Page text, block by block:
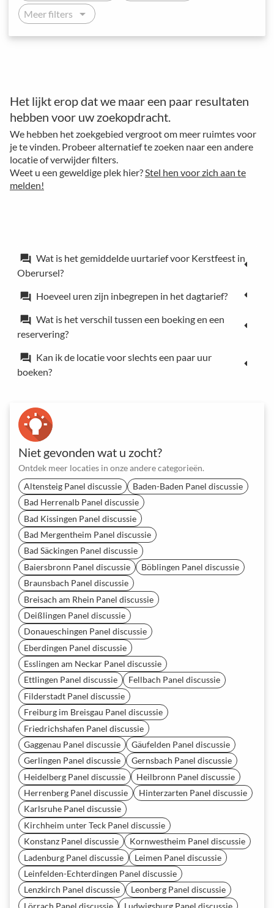
Meer filters arrow_drop_down
Het lijkt erop dat we maar een paar resultaten
hebben voor uw zoekopdracht.
We hebben het zoekgebied vergroot om meer ruimtes voor
je te vinden. Probeer alternatief te zoeken naar een andere
locatie of verwijder filters.
Weet u een geweldige plek hier? Stel hen voor zich aan te
melden!
forum Wat is het gemiddelde uurtarief voor Kerstfeest in
Oberursel?
forum Hoeveel uren zijn inbegrepen in het dagtarief?
forum Wat is het verschil tussen een boeking en een
reservering?
forum Kan ik de locatie voor slechts een paar uur
boeken?
Niet gevonden wat u zocht?
Ontdek meer locaties in onze andere categorieën.
Altensteig Panel discussie
Baden-Baden Panel discussie
Bad Herrenalb Panel discussie
Bad Kissingen Panel discussie
Bad Mergentheim Panel discussie
Bad Säckingen Panel discussie
Baiersbronn Panel discussie
Böblingen Panel discussie
Braunsbach Panel discussie
Breisach am Rhein Panel discussie
Deißlingen Panel discussie
Donaueschingen Panel discussie
Eberdingen Panel discussie
Esslingen am Neckar Panel discussie
Ettlingen Panel discussie
Fellbach Panel discussie
Filderstadt Panel discussie
Freiburg im Breisgau Panel discussie
Friedrichshafen Panel discussie
Gaggenau Panel discussie
Gäufelden Panel discussie
Gerlingen Panel discussie
Gernsbach Panel discussie
Heidelberg Panel discussie
Heilbronn Panel discussie
Herrenberg Panel discussie
Hinterzarten Panel discussie
Karlsruhe Panel discussie
Kirchheim unter Teck Panel discussie
Konstanz Panel discussie
Kornwestheim Panel discussie
Ladenburg Panel discussie
Leimen Panel discussie
Leinfelden-Echterdingen Panel discussie
Lenzkirch Panel discussie
Leonberg Panel discussie
Lörrach Panel discussie
Ludwigsburg Panel discussie